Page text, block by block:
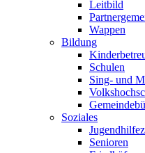
Leitbild
Wappen
Bildung
Schulen
Sing- und
Soziales
Senioren